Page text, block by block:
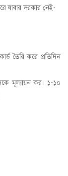
যাবার দরকার নেই-
তৈরি করে প্রতিদিন
মূল্যায়ন কর। ১-১০